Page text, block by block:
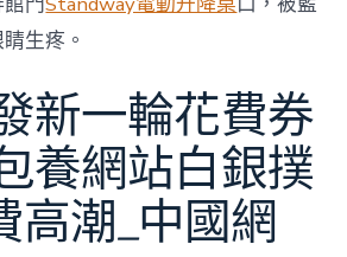
生疼。
新一輪花費券
養網站白銀撲
高潮_中國網